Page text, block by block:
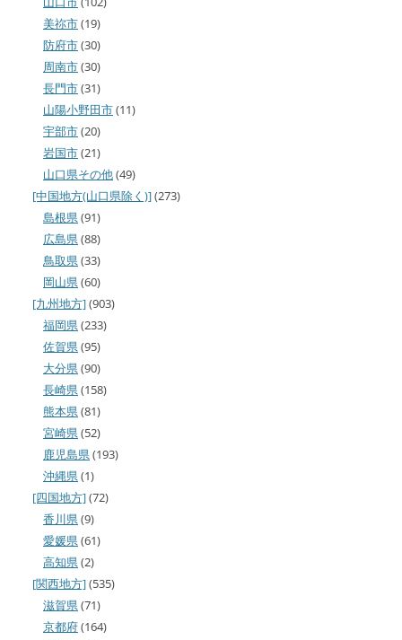
美祢市(19)
防府市(30)
周南市(30)
長門市(31)
山陽小野田市(11)
宇部市(20)
岩国市(21)
山口県その他(49)
[中国地方(山口県除く)](273)
島根県(91)
広島県(88)
鳥取県(33)
岡山県(60)
[九州地方](903)
福岡県(233)
佐賀県(95)
大分県(90)
長崎県(158)
熊本県(81)
宮崎県(52)
鹿児島県(193)
沖縄県(1)
[四国地方](72)
香川県(9)
愛媛県(61)
高知県(2)
[関西地方](535)
滋賀県(71)
京都府(164)